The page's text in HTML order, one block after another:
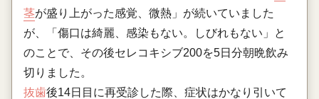
茎が盛り上がった感覚、微熱」が続いていました
が、「傷口は綺麗、感染もない。しびれもない」と
のことで、その後セレコキシブ200を5日分朝晩飲み
切りました。
抜歯後14日目に再受診した際、症状はかなり引いて